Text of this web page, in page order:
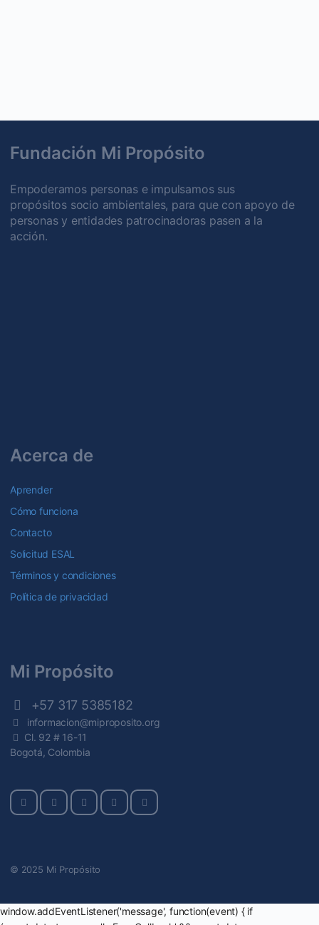
Fundación Mi Propósito
Empoderamos personas e impulsamos sus
propósitos socio ambientales, para que con apoyo de
personas y entidades patrocinadoras pasen a la
acción.
Acerca de
Aprender
Cómo funciona
Contacto
Solicitud ESAL
Términos y condiciones
Política de privacidad
Mi Propósito
+57 317 5385182
informacion@miproposito.org
Cl. 92 # 16-11
Bogotá, Colombia
© 2025 Mi Propósito
window.addEventListener('message', function(event) { if